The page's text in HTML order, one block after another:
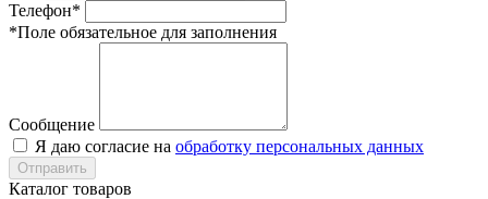
Телефон*
*Поле обязательное для заполнения
Сообщение
Я даю согласие на обработку персональных данных
Каталог товаров